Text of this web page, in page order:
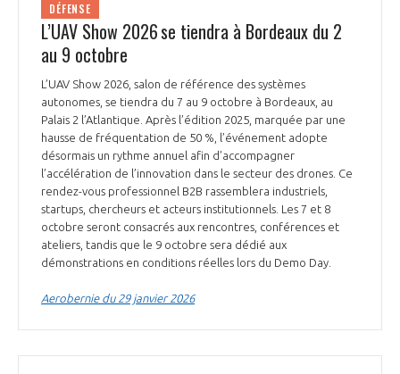
DÉFENSE
L’UAV Show 2026 se tiendra à Bordeaux du 2
au 9 octobre
L’UAV Show 2026, salon de référence des systèmes
autonomes, se tiendra du 7 au 9 octobre à Bordeaux, au
Palais 2 l’Atlantique. Après l’édition 2025, marquée par une
hausse de fréquentation de 50 %, l’événement adopte
désormais un rythme annuel afin d’accompagner
l’accélération de l’innovation dans le secteur des drones. Ce
rendez-vous professionnel B2B rassemblera industriels,
startups, chercheurs et acteurs institutionnels. Les 7 et 8
octobre seront consacrés aux rencontres, conférences et
ateliers, tandis que le 9 octobre sera dédié aux
démonstrations en conditions réelles lors du Demo Day.
Aerobernie du 29 janvier 2026